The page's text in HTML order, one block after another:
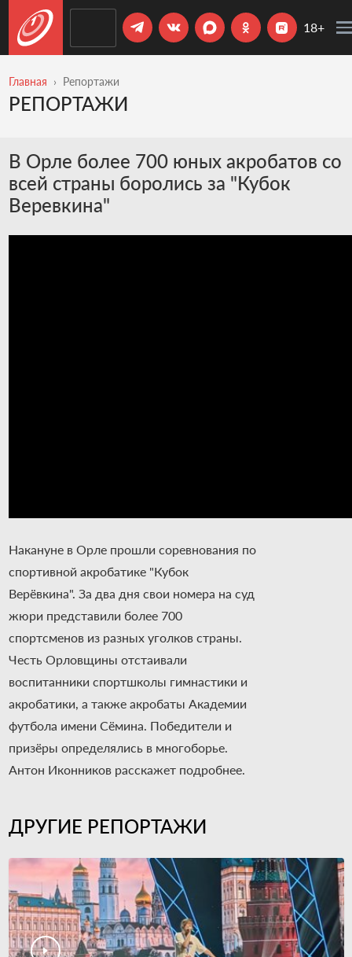
18+
Главная Репортажи
РЕПОРТАЖИ
В Орле более 700 юных акробатов со
всей страны боролись за "Кубок
Веревкина"
Накануне в Орле прошли соревнования по
спортивной акробатике "Кубок
Верёвкина". За два дня свои номера на суд
жюри представили более 700
спортсменов из разных уголков страны.
Честь Орловщины отстаивали
воспитанники спортшколы гимнастики и
акробатики, а также акробаты Академии
футбола имени Сёмина. Победители и
призёры определялись в многоборье.
Антон Иконников расскажет подробнее.
ДРУГИЕ РЕПОРТАЖИ